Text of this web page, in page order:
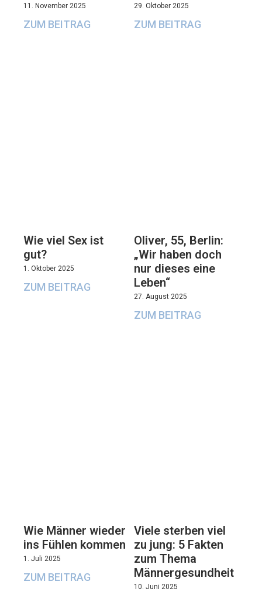
11. November 2025
ZUM BEITRAG
29. Oktober 2025
ZUM BEITRAG
Wie viel Sex ist
gut?
1. Oktober 2025
ZUM BEITRAG
Oliver, 55, Berlin:
„Wir haben doch
nur dieses eine
Leben“
27. August 2025
ZUM BEITRAG
Wie Männer wieder
ins Fühlen kommen
1. Juli 2025
ZUM BEITRAG
Viele sterben viel
zu jung: 5 Fakten
zum Thema
Männergesundheit
10. Juni 2025